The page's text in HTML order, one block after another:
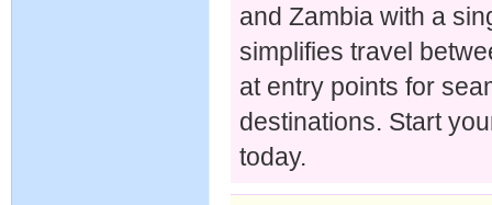
and Zambia with a
simplifies travel
at entry points for
destinations. Start
today.